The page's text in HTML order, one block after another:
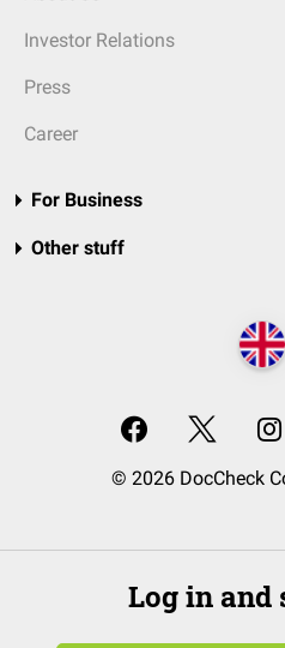
Investor Relations
Press
Career
For Business
Other stuff
© 2026 DocCheck
Log in and